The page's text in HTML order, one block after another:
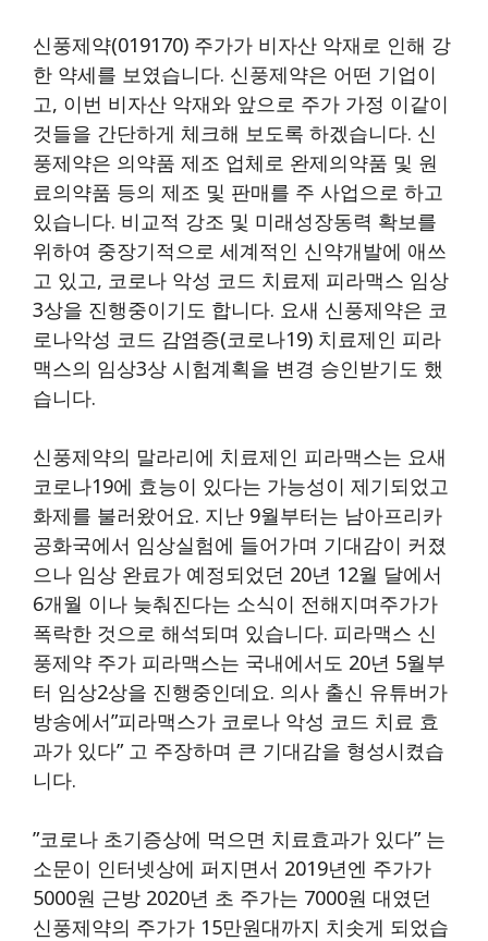
신풍제약(019170) 주가가 비자산 악재로 인해 강
한 약세를 보였습니다. 신풍제약은 어떤 기업이
고, 이번 비자산 악재와 앞으로 주가 가정 이같이
것들을 간단하게 체크해 보도록 하겠습니다. 신
풍제약은 의약품 제조 업체로 완제의약품 및 원
료의약품 등의 제조 및 판매를 주 사업으로 하고
있습니다. 비교적 강조 및 미래성장동력 확보를
위하여 중장기적으로 세계적인 신약개발에 애쓰
고 있고, 코로나 악성 코드 치료제 피라맥스 임상
3상을 진행중이기도 합니다. 요새 신풍제약은 코
로나악성 코드 감염증(코로나19) 치료제인 피라
맥스의 임상3상 시험계획을 변경 승인받기도 했
습니다.
신풍제약의 말라리에 치료제인 피라맥스는 요새
코로나19에 효능이 있다는 가능성이 제기되었고
화제를 불러왔어요. 지난 9월부터는 남아프리카
공화국에서 임상실험에 들어가며 기대감이 커졌
으나 임상 완료가 예정되었던 20년 12월 달에서
6개월 이나 늦춰진다는 소식이 전해지며주가가
폭락한 것으로 해석되며 있습니다. 피라맥스 신
풍제약 주가 피라맥스는 국내에서도 20년 5월부
터 임상2상을 진행중인데요. 의사 출신 유튜버가
방송에서”피라맥스가 코로나 악성 코드 치료 효
과가 있다” 고 주장하며 큰 기대감을 형성시켰습
니다.
”코로나 초기증상에 먹으면 치료효과가 있다” 는
소문이 인터넷상에 퍼지면서 2019년엔 주가가
5000원 근방 2020년 초 주가는 7000원 대였던
신풍제약의 주가가 15만원대까지 치솟게 되었습